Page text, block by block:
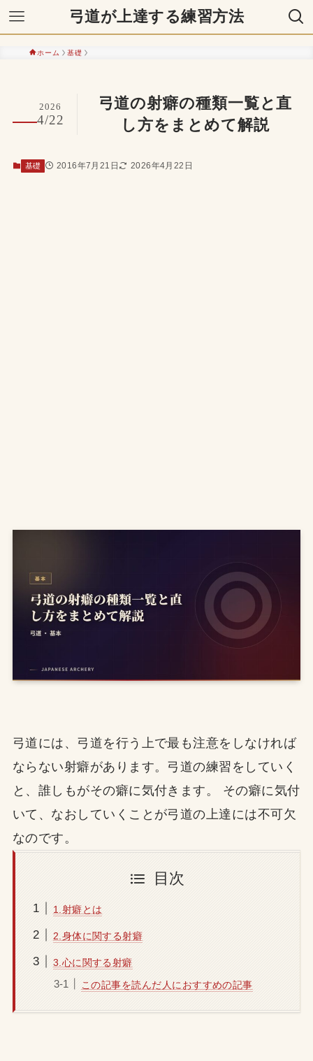
弓道が上達する練習方法
ホーム 基礎
弓道の射癖の種類一覧と直
し方をまとめて解説
2026
4/22
基礎 2016年7月21日 2026年4月22日
弓道には、弓道を行う上で最も注意をしなければ
ならない射癖があります。弓道の練習をしていく
と、誰しもがその癖に気付きます。 その癖に気付
いて、なおしていくことが弓道の上達には不可欠
なのです。
目次
1.射癖とは
2.身体に関する射癖
3.心に関する射癖
この記事を読んだ人におすすめの記事